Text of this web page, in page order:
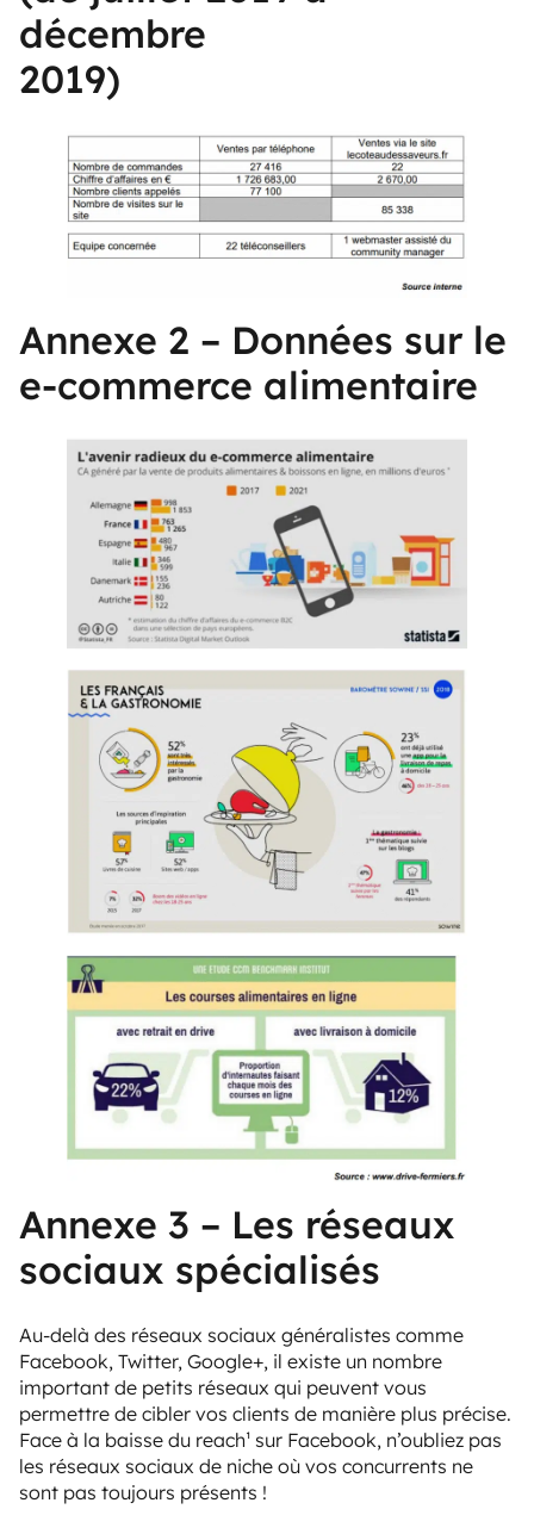
décembre
2019)
Annexe 2 – Données sur le
e-commerce alimentaire
Annexe 3 – Les réseaux
sociaux spécialisés
Au-delà des réseaux sociaux généralistes comme
Facebook, Twitter, Google+, il existe un nombre
important de petits réseaux qui peuvent vous
permettre de cibler vos clients de manière plus précise.
Face à la baisse du reach¹ sur Facebook, n’oubliez pas
les réseaux sociaux de niche où vos concurrents ne
sont pas toujours présents !